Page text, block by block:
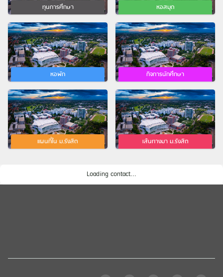
ทุนการศึกษา หอสมุด
หอพัก กิจการนักศึกษา
แผนที่ใน ม.รังสิต เส้นทางมา ม.รังสิต
Loading contact...